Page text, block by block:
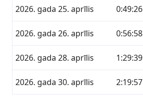
2026. gada 25. aprīlis 0:49:26
2026. gada 26. aprīlis 0:56:58
2026. gada 28. aprīlis 1:29:39
2026. gada 30. aprīlis 2:19:57